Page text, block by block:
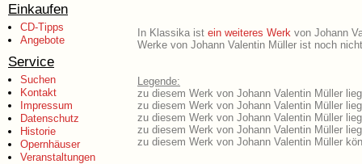
Einkaufen
CD-Tipps
Angebote
Service
Suchen
Kontakt
Impressum
Datenschutz
Historie
Opernhäuser
Veranstaltungen
In Klassika ist ein weiteres Werk von Johann
Werke von Johann Valentin Müller ist noch
Legende:
zu diesem Werk von Johann Valentin Müller
zu diesem Werk von Johann Valentin Müller
zu diesem Werk von Johann Valentin Müller
zu diesem Werk von Johann Valentin Müller
zu diesem Werk von Johann Valentin Müller